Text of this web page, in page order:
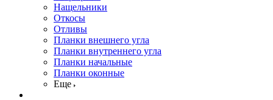
Нащельники
Откосы
Отливы
Планки внешнего угла
Планки внутреннего угла
Планки начальные
Планки оконные
Еще